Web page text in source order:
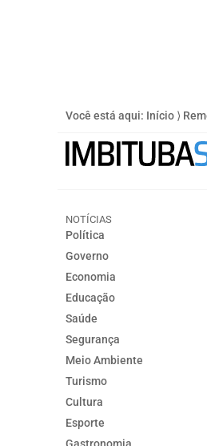
Você está aqui: Início ⟩
NOTÍCIAS
Política
Governo
Economia
Educação
Saúde
Segurança
Meio Ambiente
Turismo
Cultura
Esporte
Gastronomia